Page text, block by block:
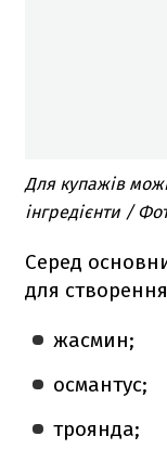
Для купажів
інгредієнти /
Серед
для
жасмин;
османтус;
троянда;